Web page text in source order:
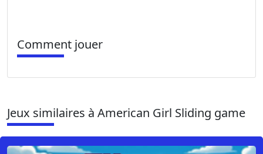
Comment jouer
Jeux similaires à American Girl Sliding game